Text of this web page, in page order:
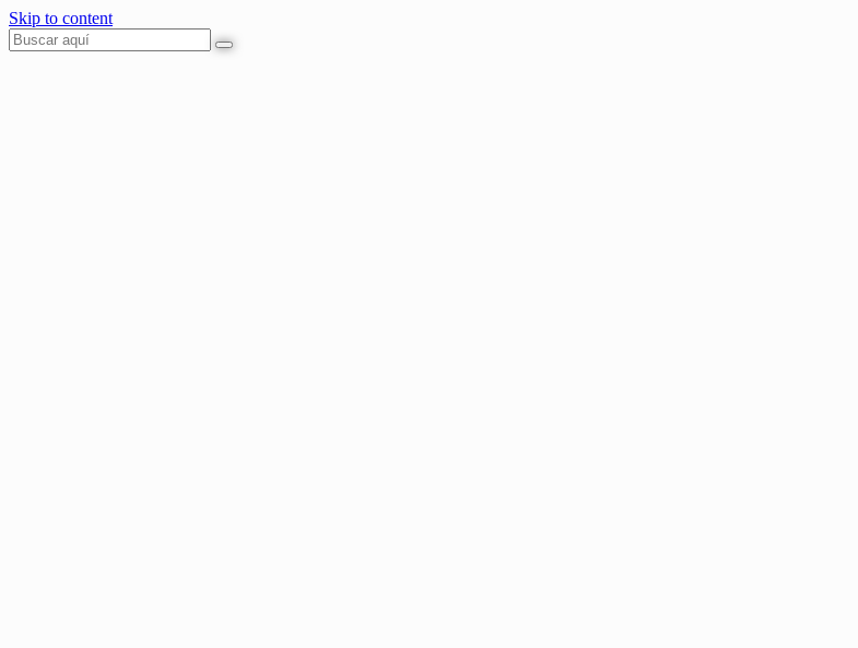
Skip to content